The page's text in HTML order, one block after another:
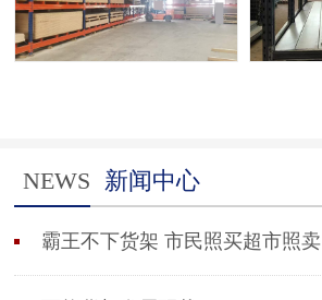
NEWS 新闻中心
霸王不下货架 市民照买超市照卖